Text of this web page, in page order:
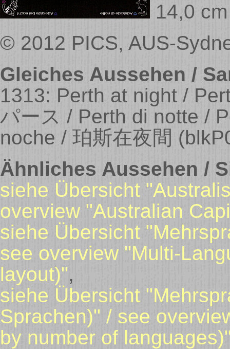
14,0
© 2012 PICS, AUS-
Gleiches Aussehen /
1313: Perth at night /
パース / Perth di notte /
noche / 珀斯在夜間
Ähnliches Aussehen /
siehe Übersicht
overview "Australian
siehe Übersicht
see overview "Multi-
layout)",
siehe Übersicht
Sprachen)" / see
by number of